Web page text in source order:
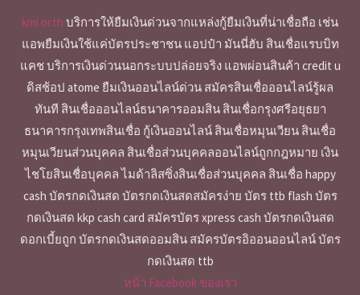
kmi.or.th บริการให้ยืมเงินด่วนจากแหล่งกู้ยืมเงินที่น่าเชื่อถือ เช่น
แอพยืมเงินใช้แค่บัตรประชาชน แอปป๋า มันนี่ฮับ สินเชื่อแรบบิท
แคช บริการเงินด่วนนอกระบบปล่อยจริง แอพผ่อนสินค้า credit u
ดิสช้อป atome ยืมเงินออนไลน์ด่วน สมัครสินเชื่อออนไลน์รู้ผล
ทันที สินเชื่อออนไลน์ธนาคารออมสิน สินเชื่อกรุงศรีอยุธยา
ธนาคารกรุงเทพสินเชื่อ กู้เงินออนไลน์ สินเชื่อหมุนเวียน สินเชื่อ
หมุนเวียนส่วนบุคคล สินเชื่อส่วนบุคคลออนไลน์ถูกกฎหมาย เงิน
ไชโยสินเชื่อบุคคล ไมด้าลิสซิ่งสินเชื่อส่วนบุคคล สินเชื่อ happy
cash บัตรกดเงินสด บัตรกดเงินสดสมัครง่าย บัตร ttb flash บัตร
กดเงินสด kkp cash card สมัครบัตร xpress cash บัตรกดเงินสด
ดอกเบี้ยถูก บัตรกดเงินสดออมสิน สมัครบัตรอิออนออนไลน์ บัตร
กดเงินสด ttb
หน้า Facebook ของเรา